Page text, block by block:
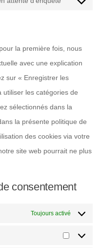
divers
la première fois, nous
avec une explication
sur « Enregistrer les
utiliser les catégories de
sélectionnés dans la
la présente politique de
des cookies via votre
site web pourrait ne plus
consentement
Toujours activé